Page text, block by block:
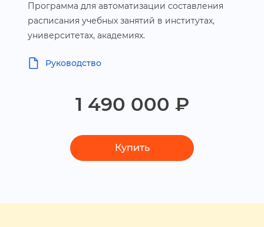
Программа для автоматизации составления
расписания учебных занятий в институтах,
университетах, академиях.
Руководство
1 490 000 ₽
Купить